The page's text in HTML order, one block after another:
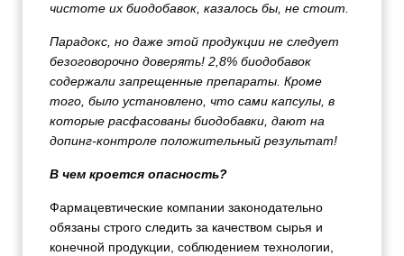
чистоте их биодобавок, казалось бы, не стоит.
Парадокс, но даже этой продукции не следует
безоговорочно доверять! 2,8% биодобавок
содержали запрещенные препараты. Кроме
того, было установлено, что сами капсулы, в
которые расфасованы биодобавки, дают на
допинг-контроле положительный результат!
В чем кроется опасность?
Фармацевтические компании законодательно
обязаны строго следить за качеством сырья и
конечной продукции, соблюдением технологии,